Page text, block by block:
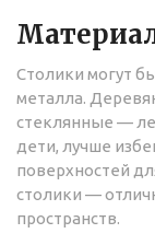
Столики могут
металла.
стеклянные —
дети, лучше
поверхностей
столики —
пространств.